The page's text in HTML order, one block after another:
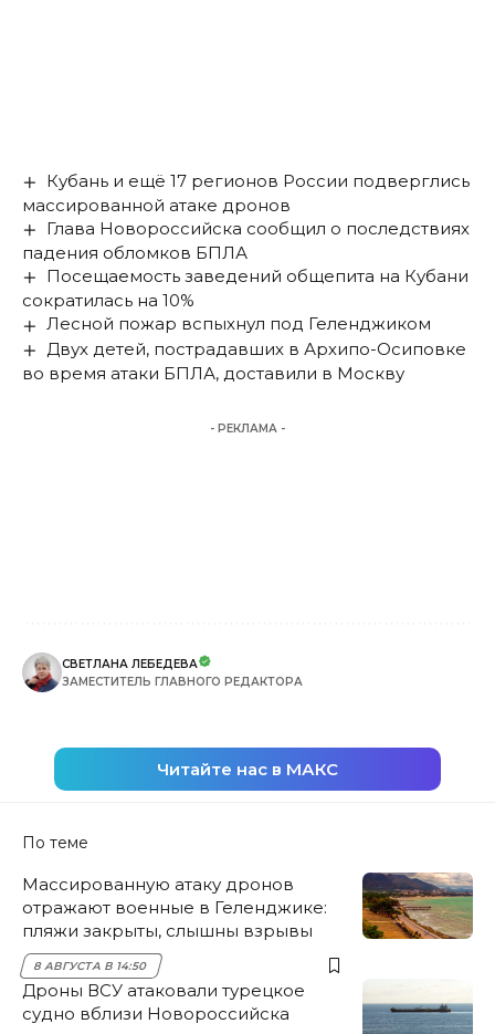
Кубань и ещё 17 регионов России подверглись
массированной атаке дронов
Глава Новороссийска сообщил о последствиях
падения обломков БПЛА
Посещаемость заведений общепита на Кубани
сократилась на 10%
Лесной пожар вспыхнул под Геленджиком
Двух детей, пострадавших в Архипо-Осиповке
во время атаки БПЛА, доставили в Москву
- РЕКЛАМА -
СВЕТЛАНА ЛЕБЕДЕВА
ЗАМЕСТИТЕЛЬ ГЛАВНОГО РЕДАКТОРА
Читайте нас в МАКС
По теме
Массированную атаку дронов
отражают военные в Геленджике:
пляжи закрыты, слышны взрывы
8 АВГУСТА В 14:50
Дроны ВСУ атаковали турецкое
судно вблизи Новороссийска